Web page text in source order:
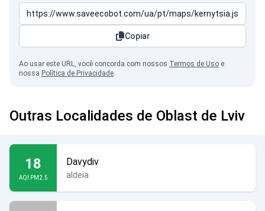
Copiar
Ao usar este URL, você concorda com nossos Termos de Uso e
nossa Política de Privacidade.
Outras Localidades de Oblast de Lviv
18
AQI PM2.5
Davydiv
aldeia